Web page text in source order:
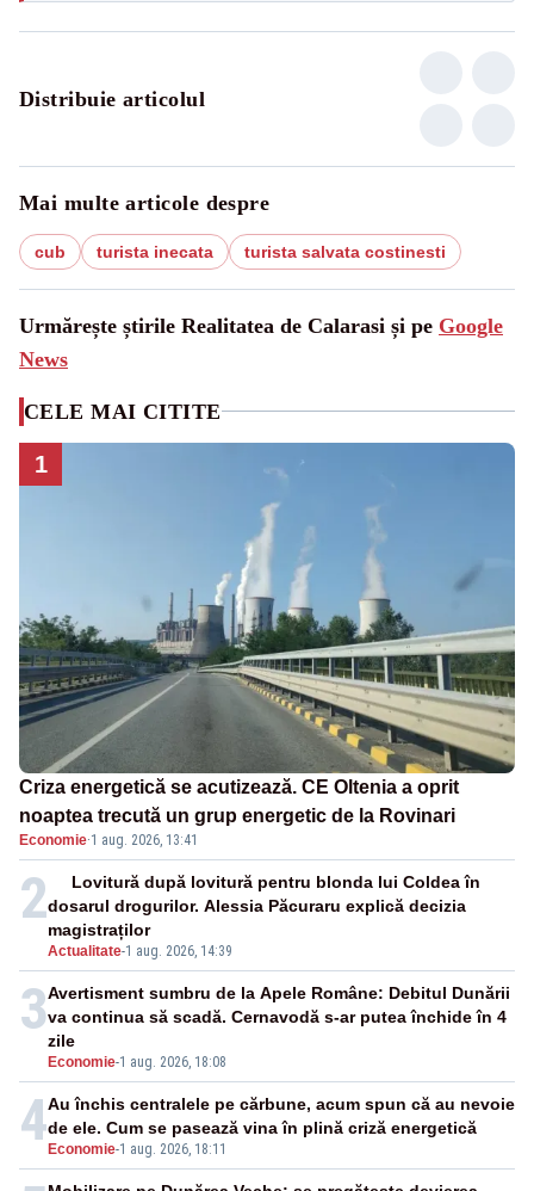
Distribuie articolul
Mai multe articole despre
cub turista inecata turista salvata costinesti
Urmărește știrile Realitatea de Calarasi și pe Google
News
CELE MAI CITITE
1
Criza energetică se acutizează. CE Oltenia a oprit
noaptea trecută un grup energetic de la Rovinari
Economie·1 aug. 2026, 13:41
2
Actualitate-1 aug. 2026, 14:39
Lovitură după lovitură pentru blonda lui Coldea în
dosarul drogurilor. Alessia Păcuraru explică decizia
magistraților
3
Economie-1 aug. 2026, 18:08
Avertisment sumbru de la Apele Române: Debitul Dunării
va continua să scadă. Cernavodă s-ar putea închide în 4
zile
4 Economie-1 aug. 2026, 18:11
Au închis centralele pe cărbune, acum spun că au nevoie
de ele. Cum se pasează vina în plină criză energetică